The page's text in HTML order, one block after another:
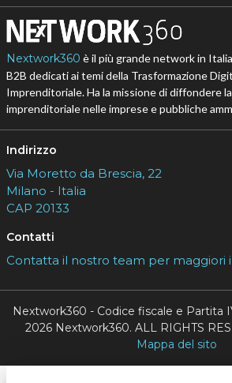
Nextwork360 è il più grande network in
B2B dedicati ai temi della Trasformazione
Imprenditoriale. Ha la missione di diffondere
imprenditoriale nelle imprese e pubbliche
Indirizzo
Via Moretto da Brescia, 22
Milano - Italia
CAP 20133
Contatti
Contatta il nostro team per maggiori
Nextwork360 - Codice fiscale e Partita
2026 Nextwork360. ALL RIGHTS
Mappa del sito